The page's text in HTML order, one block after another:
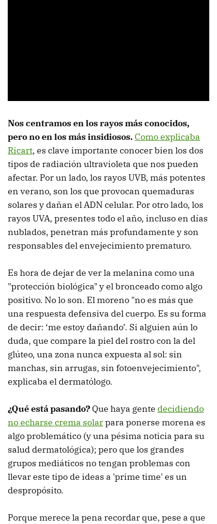
Nos centramos en los rayos más conocidos,
pero no en los más insidiosos. Como explicaba
Ricart, es clave importante conocer bien los dos
tipos de radiación ultravioleta que nos pueden
afectar. Por un lado, los rayos UVB, más potentes
en verano, son los que provocan quemaduras
solares y dañan el ADN celular. Por otro lado, los
rayos UVA, presentes todo el año, incluso en días
nublados, penetran más profundamente y son
responsables del envejecimiento prematuro.
Es hora de dejar de ver la melanina como una
"protección biológica" y el bronceado como algo
positivo. No lo son. El moreno "no es más que
una respuesta defensiva del cuerpo. Es su forma
de decir: ‘me estoy dañando’. Si alguien aún lo
duda, que compare la piel del rostro con la del
glúteo, una zona nunca expuesta al sol: sin
manchas, sin arrugas, sin fotoenvejecimiento",
explicaba el dermatólogo.
¿Qué está pasando? Que haya gente decidiendo
no echarse crema solarpara ponerse morena es
algo problemático (y una pésima noticia para su
salud dermatológica); pero que los grandes
grupos mediáticos no tengan problemas con
llevar este tipo de ideas a 'prime time' es un
despropósito.
Porque merece la pena recordar que, pese a que